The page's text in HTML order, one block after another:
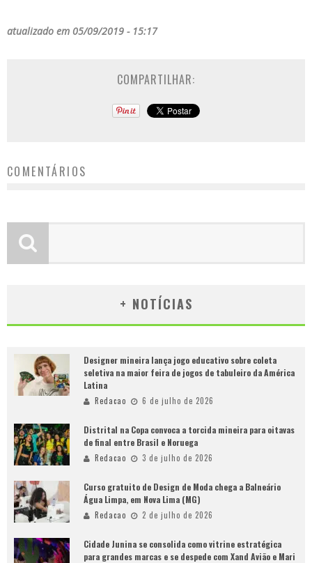
atualizado em 05/09/2019 - 15:17
COMPARTILHAR:
COMENTÁRIOS
+ NOTÍCIAS
Designer mineira lança jogo educativo sobre coleta
seletiva na maior feira de jogos de tabuleiro da América
Latina
Redacao 6 de julho de 2026
Distrital na Copa convoca a torcida mineira para oitavas
de final entre Brasil e Noruega
Redacao 3 de julho de 2026
Curso gratuito de Design de Moda chega a Balneário
Água Limpa, em Nova Lima (MG)
Redacao 2 de julho de 2026
Cidade Junina se consolida como vitrine estratégica
para grandes marcas e se despede com Xand Avião e Mari